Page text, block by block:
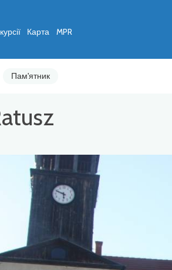
Карта MPR
Пам'ятник